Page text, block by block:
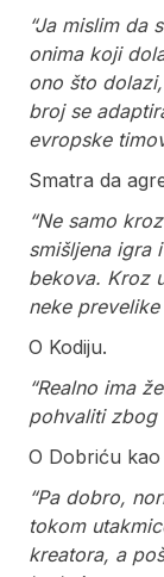
“Ja mislim da
onima koji
ono što
broj se
evropske
Smatra da
“Ne samo
smišljena igra
bekova. Kroz
neke
O Kodiju.
“Realno ima
pohvaliti zbog
O Dobriću
“Pa dobro,
tokom
kreatora, a